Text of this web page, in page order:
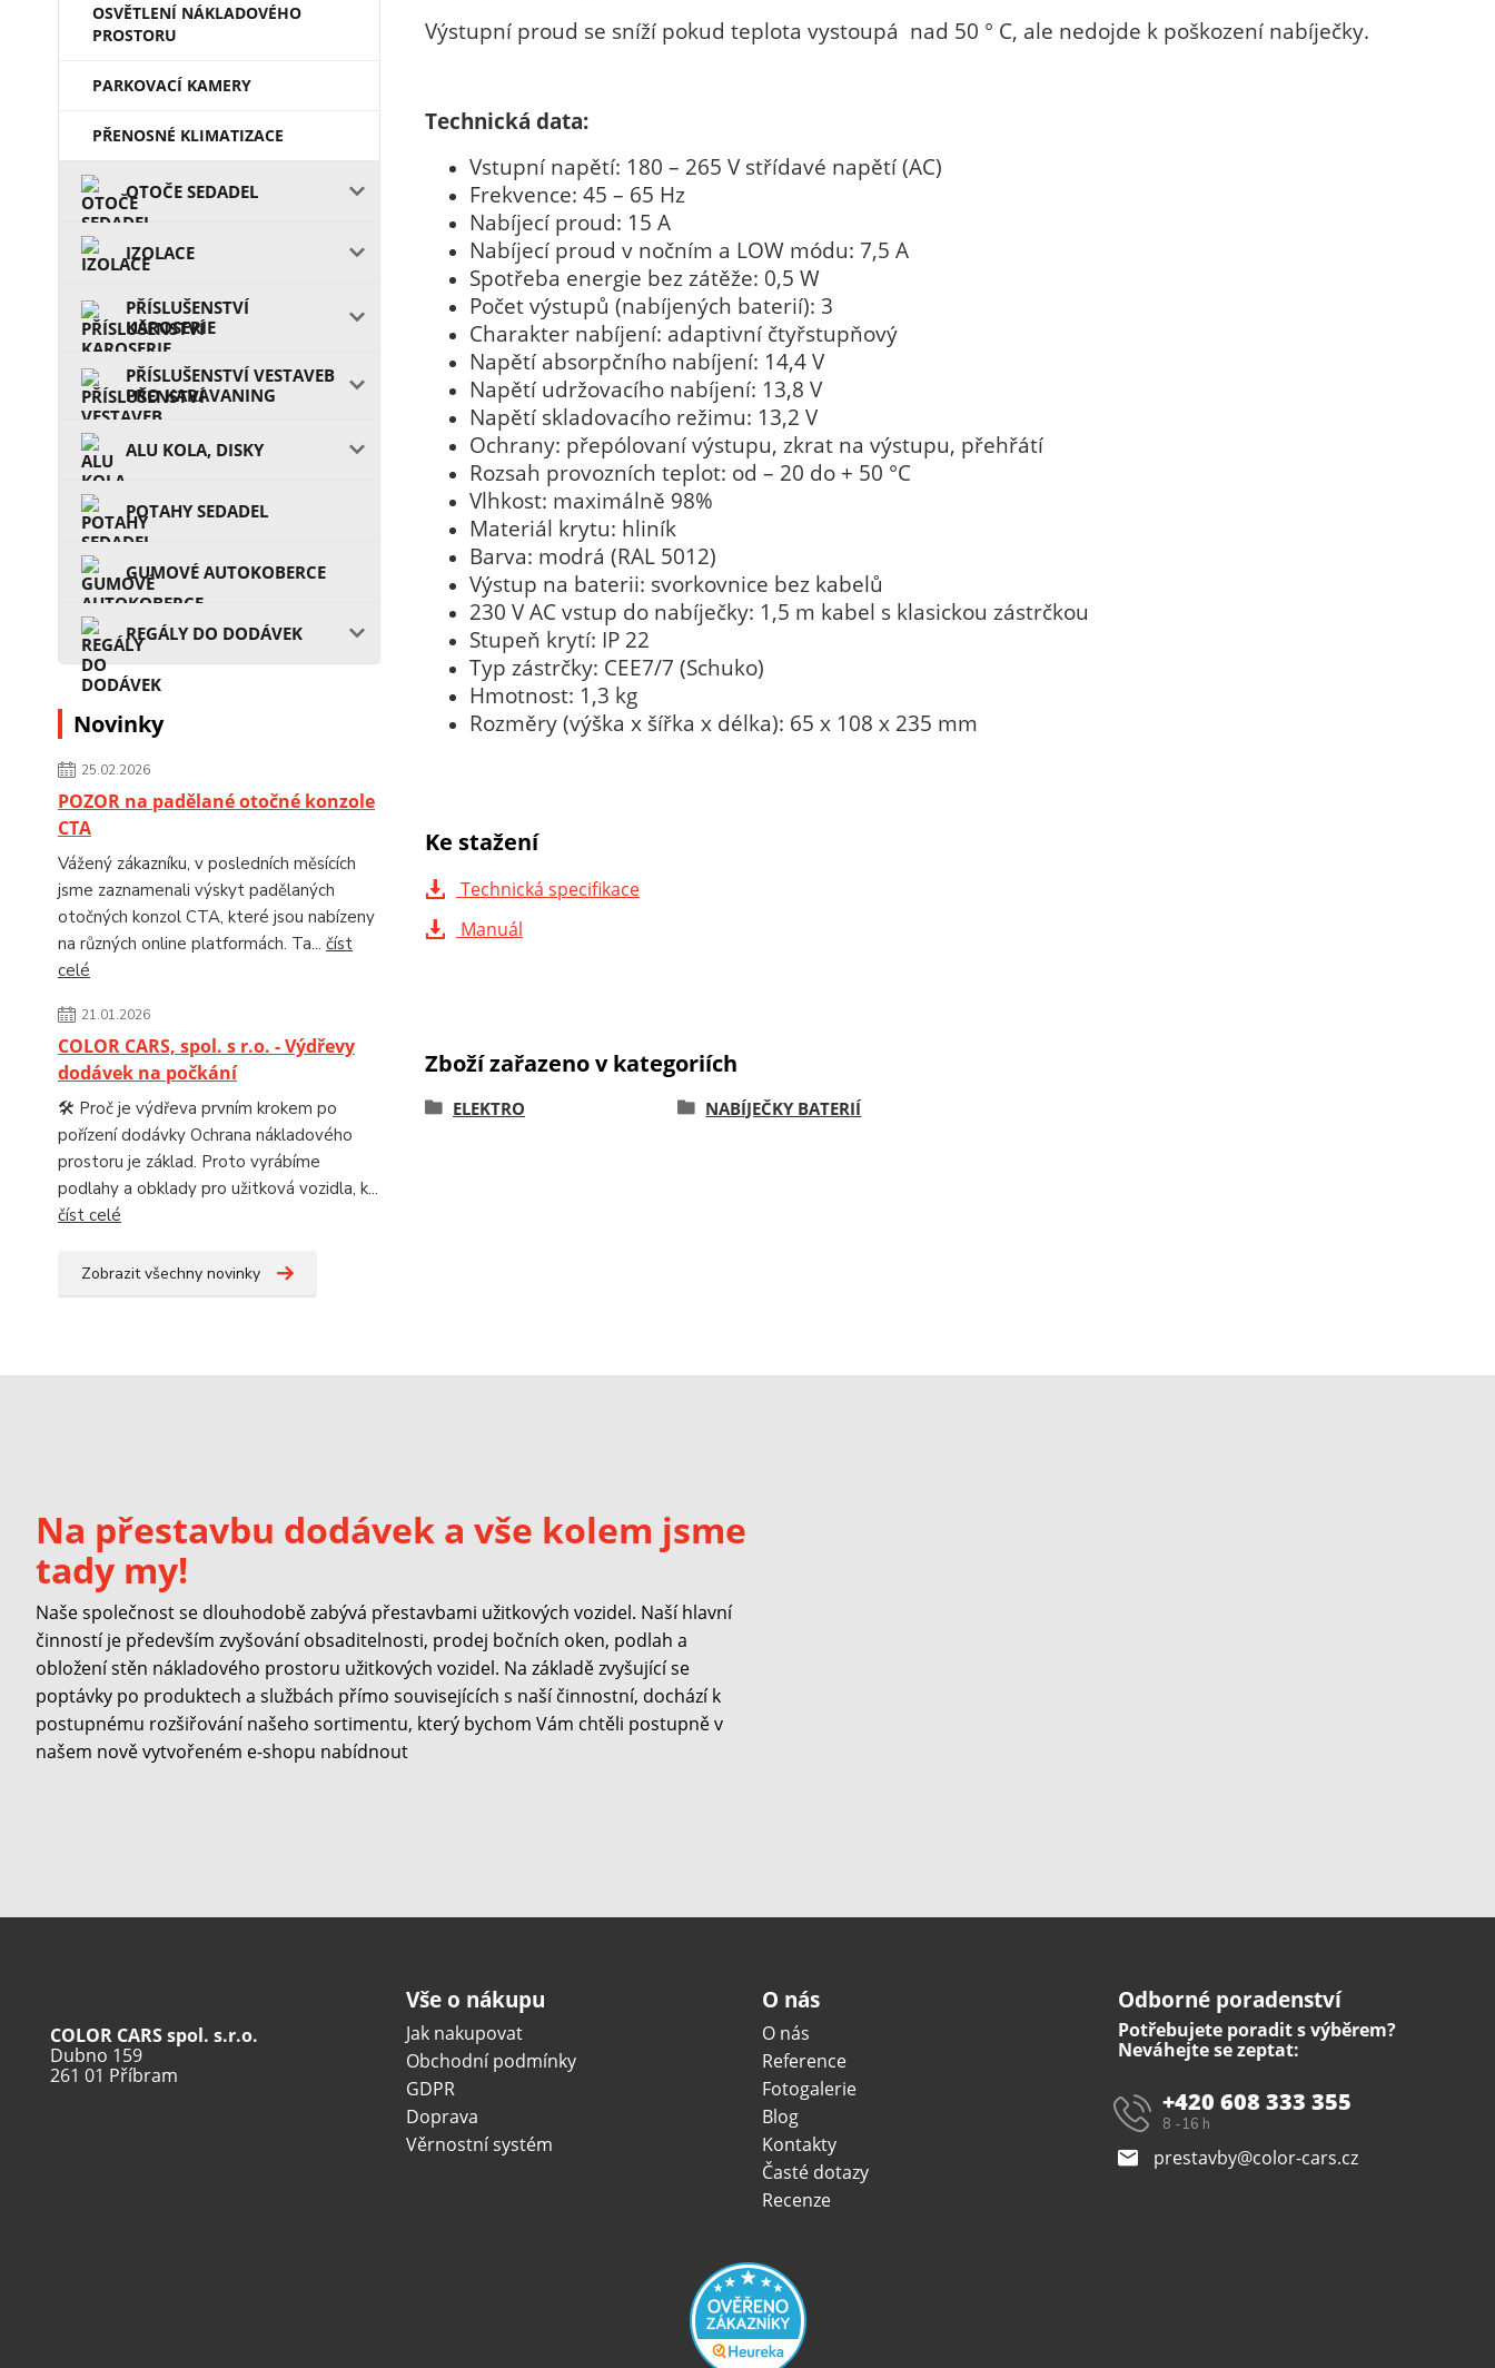
OSVĚTLENÍ NÁKLADOVÉHO
PROSTORU
PARKOVACÍ KAMERY
PŘENOSNÉ KLIMATIZACE
OTOČE SEDADEL
IZOLACE
PŘÍSLUŠENSTVÍ
KAROSERIE
PŘÍSLUŠENSTVÍ VESTAVEB
PRO KARAVANING
ALU KOLA, DISKY
POTAHY SEDADEL
GUMOVÉ AUTOKOBERCE
REGÁLY DO DODÁVEK
Novinky
25.02.2026
POZOR na padělané otočné konzole
CTA
Vážený zákazníku, v posledních měsících
jsme zaznamenali výskyt padělaných
otočných konzol CTA, které jsou nabízeny
na různých online platformách. Ta... číst
celé
21.01.2026
COLOR CARS, spol. s r.o. - Výdřevy
dodávek na počkání
🛠️ Proč je výdřeva prvním krokem po
pořízení dodávky Ochrana nákladového
prostoru je základ. Proto vyrábíme
podlahy a obklady pro užitková vozidla, k...
číst celé
Zobrazit všechny novinky
Výstupní proud se sníží pokud teplota vystoupá nad 50 ° C, ale nedojde k poškození nabíječky.
Technická data:
Vstupní napětí: 180 – 265 V střídavé napětí (AC)
Frekvence: 45 – 65 Hz
Nabíjecí proud: 15 A
Nabíjecí proud v nočním a LOW módu: 7,5 A
Spotřeba energie bez zátěže: 0,5 W
Počet výstupů (nabíjených baterií): 3
Charakter nabíjení: adaptivní čtyřstupňový
Napětí absorpčního nabíjení: 14,4 V
Napětí udržovacího nabíjení: 13,8 V
Napětí skladovacího režimu: 13,2 V
Ochrany: přepólovaní výstupu, zkrat na výstupu, přehřátí
Rozsah provozních teplot: od – 20 do + 50 °C
Vlhkost: maximálně 98%
Materiál krytu: hliník
Barva: modrá (RAL 5012)
Výstup na baterii: svorkovnice bez kabelů
230 V AC vstup do nabíječky: 1,5 m kabel s klasickou zástrčkou
Stupeň krytí: IP 22
Typ zástrčky: CEE7/7 (Schuko)
Hmotnost: 1,3 kg
Rozměry (výška x šířka x délka): 65 x 108 x 235 mm
Ke stažení
Technická specifikace
Manuál
Zboží zařazeno v kategoriích
ELEKTRO NABÍJEČKY BATERIÍ
Na přestavbu dodávek a vše kolem jsme
tady my!
Naše společnost se dlouhodobě zabývá přestavbami užitkových vozidel. Naší hlavní
činností je především zvyšování obsaditelnosti, prodej bočních oken, podlah a
obložení stěn nákladového prostoru užitkových vozidel. Na základě zvyšující se
poptávky po produktech a službách přímo souvisejících s naší činnostní, dochází k
postupnému rozšiřování našeho sortimentu, který bychom Vám chtěli postupně v
našem nově vytvořeném e-shopu nabídnout
COLOR CARS spol. s.r.o.
Dubno 159
261 01 Příbram
Vše o nákupu
Jak nakupovat
Obchodní podmínky
GDPR
Doprava
Věrnostní systém
O nás
O nás
Reference
Fotogalerie
Blog
Kontakty
Časté dotazy
Recenze
Odborné poradenství
Potřebujete poradit s výběrem?
Neváhejte se zeptat:
+420 608 333 355
8 -16 h
prestavby@color-cars.cz